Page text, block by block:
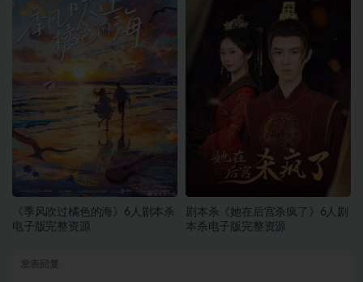
《季风吹过橘色的海》6人剧本杀
电子版完整资源
剧本杀《她在后宫杀疯了》6人剧
本杀电子版完整资源